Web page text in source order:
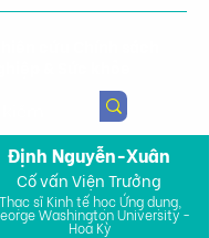
Định Nguyễn-Xuân
Cố vấn Viện Trưởng
Thạc sĩ Kinh tế học Ứng dụng,
Washington University -
Hoa Kỳ